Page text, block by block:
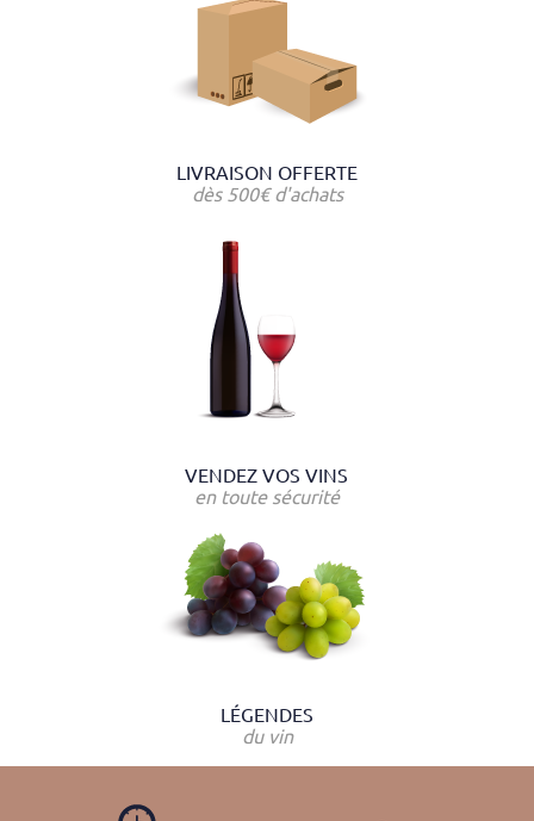
LIVRAISON OFFERTE
dès 500€ d'achats
VENDEZ VOS VINS
en toute sécurité
LÉGENDES
du vin